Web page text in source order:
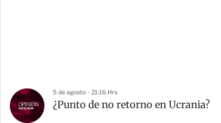
5 de agosto - 21:16 Hrs
¿Punto de no retorno en Ucrania?